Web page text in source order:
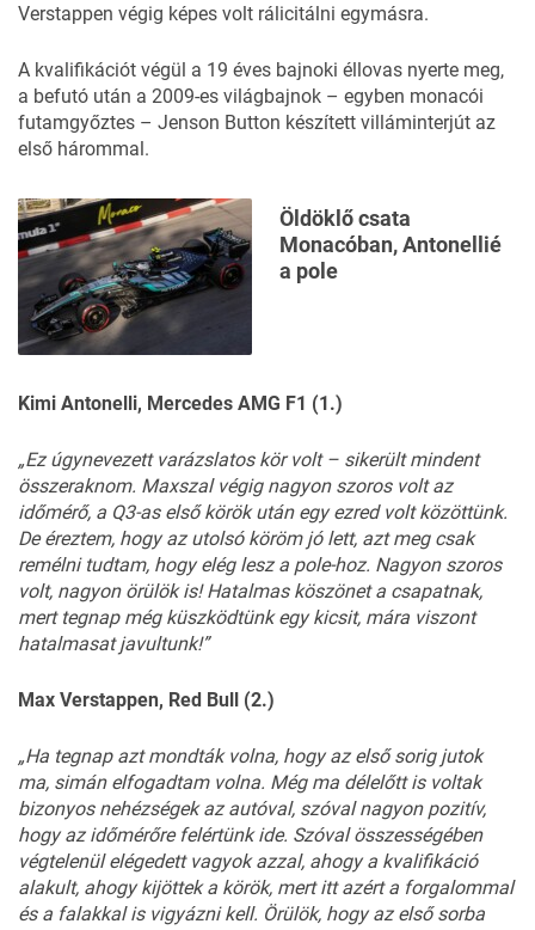
Verstappen végig képes volt rálicitálni egymásra.
A kvalifikációt végül a 19 éves bajnoki éllovas nyerte meg,
a befutó után a 2009-es világbajnok – egyben monacói
futamgyőztes – Jenson Button készített villáminterjút az
első hárommal.
Öldöklő csata
Monacóban, Antonellié
a pole
Kimi Antonelli, Mercedes AMG F1 (1.)
„Ez úgynevezett varázslatos kör volt – sikerült mindent
összeraknom. Maxszal végig nagyon szoros volt az
időmérő, a Q3-as első körök után egy ezred volt közöttünk.
De éreztem, hogy az utolsó köröm jó lett, azt meg csak
remélni tudtam, hogy elég lesz a pole-hoz. Nagyon szoros
volt, nagyon örülök is! Hatalmas köszönet a csapatnak,
mert tegnap még küszködtünk egy kicsit, mára viszont
hatalmasat javultunk!”
Max Verstappen, Red Bull (2.)
„Ha tegnap azt mondták volna, hogy az első sorig jutok
ma, simán elfogadtam volna. Még ma délelőtt is voltak
bizonyos nehézségek az autóval, szóval nagyon pozitív,
hogy az időmérőre felértünk ide. Szóval összességében
végtelenül elégedett vagyok azzal, ahogy a kvalifikáció
alakult, ahogy kijöttek a körök, mert itt azért a forgalommal
és a falakkal is vigyázni kell. Örülök, hogy az első sorba